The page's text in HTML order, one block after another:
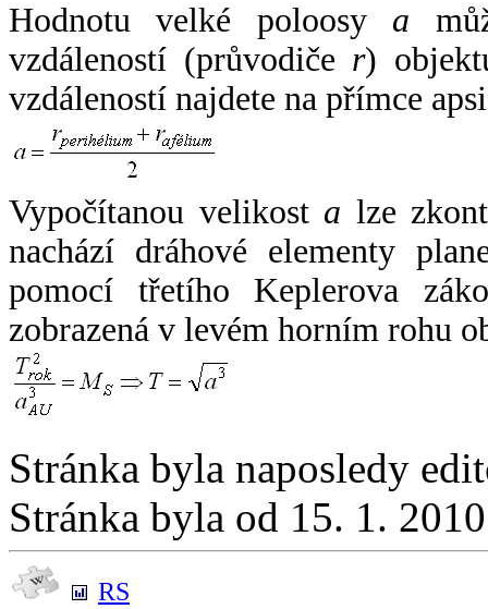
Hodnotu velké poloosy a
vzdáleností (průvodiče r)
vzdáleností najdete na přímce
Vypočítanou velikost a lze
nachází dráhové elementy
pomocí třetího Keplerova
zobrazená v levém horním rohu
Stránka byla naposledy
Stránka byla od 15. 1.
RS